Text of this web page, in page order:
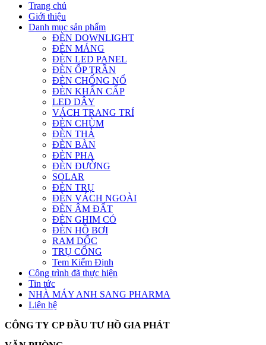
Trang chủ
Giới thiệu
Danh mục sản phẩm
ĐÈN DOWNLIGHT
ĐÈN MÁNG
ĐÈN LED PANEL
ĐÈN ỐP TRẦN
ĐÈN CHỐNG NỔ
ĐÈN KHẨN CẤP
LED DÂY
VÁCH TRANG TRÍ
ĐÈN CHÙM
ĐÈN THẢ
ĐÈN BÀN
ĐÈN PHA
ĐÈN ĐƯỜNG
SOLAR
ĐÈN TRỤ
ĐÈN VÁCH NGOÀI
ĐÈN ÂM ĐẤT
ĐÈN GHIM CỎ
ĐÈN HỒ BƠI
RAM DỐC
TRỤ CỔNG
Tem Kiểm Định
Công trình đã thực hiện
Tin tức
NHÀ MÁY ANH SANG PHARMA
Liên hệ
CÔNG TY CP ĐẦU TƯ HỒ GIA PHÁT